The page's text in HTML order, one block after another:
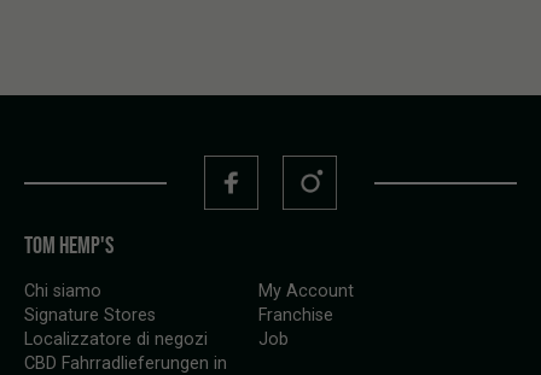
TOM HEMP'S
Chi siamo
Signature Stores
Localizzatore di negozi
CBD Fahrradlieferungen in
My Account
Franchise
Job